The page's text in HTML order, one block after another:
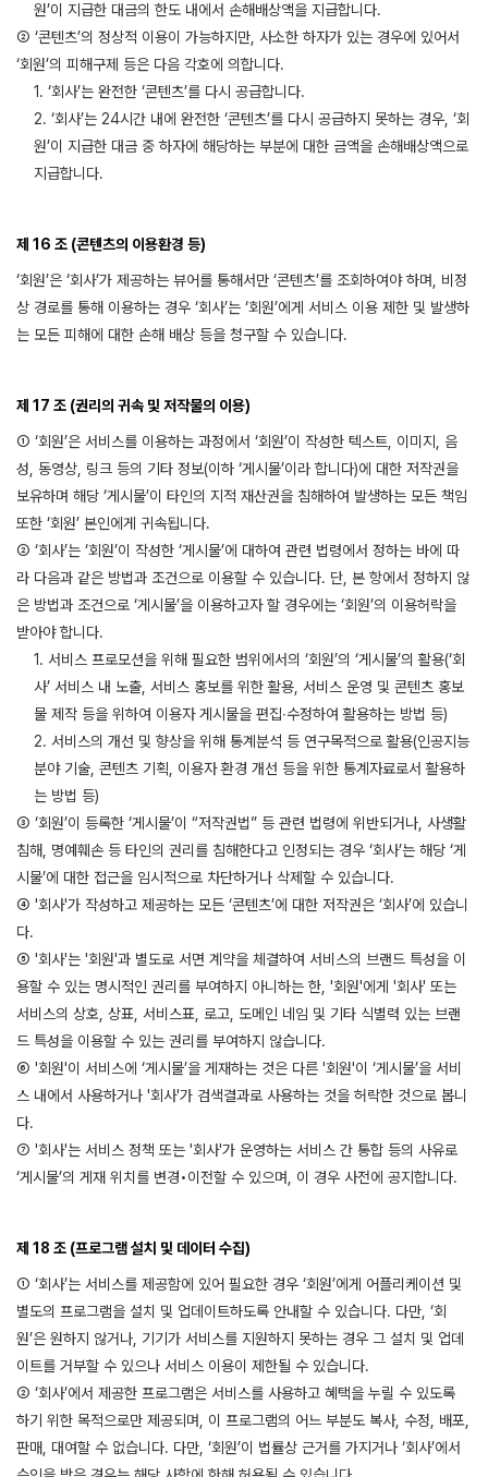
원’이 지급한 대금의 한도 내에서 손해배상액을 지급합니다.
② ‘콘텐츠’의 정상적 이용이 가능하지만, 사소한 하자가 있는 경우에 있어서
‘회원’의 피해구제 등은 다음 각호에 의합니다.
1. ‘회사’는 완전한 ‘콘텐츠’를 다시 공급합니다.
2. ‘회사’는 24시간 내에 완전한 ‘콘텐츠’를 다시 공급하지 못하는 경우, ‘회
원’이 지급한 대금 중 하자에 해당하는 부분에 대한 금액을 손해배상액으로
지급합니다.
제 16 조 (콘텐츠의 이용환경 등)
‘회원’은 ‘회사’가 제공하는 뷰어를 통해서만 ‘콘텐츠’를 조회하여야 하며, 비정
상 경로를 통해 이용하는 경우 ‘회사’는 ‘회원’에게 서비스 이용 제한 및 발생하
는 모든 피해에 대한 손해 배상 등을 청구할 수 있습니다.
제 17 조 (권리의 귀속 및 저작물의 이용)
① ‘회원’은 서비스를 이용하는 과정에서 ‘회원’이 작성한 텍스트, 이미지, 음
성, 동영상, 링크 등의 기타 정보(이하 ‘게시물’이라 합니다)에 대한 저작권을
보유하며 해당 ‘게시물’이 타인의 지적 재산권을 침해하여 발생하는 모든 책임
또한 ‘회원’ 본인에게 귀속됩니다.
② ‘회사’는 ‘회원’이 작성한 ‘게시물’에 대하여 관련 법령에서 정하는 바에 따
라 다음과 같은 방법과 조건으로 이용할 수 있습니다. 단, 본 항에서 정하지 않
은 방법과 조건으로 ‘게시물’을 이용하고자 할 경우에는 ‘회원’의 이용허락을
받아야 합니다.
1. 서비스 프로모션을 위해 필요한 범위에서의 ‘회원’의 ‘게시물’의 활용(‘회
사’ 서비스 내 노출, 서비스 홍보를 위한 활용, 서비스 운영 및 콘텐츠 홍보
물 제작 등을 위하여 이용자 게시물을 편집∙수정하여 활용하는 방법 등)
2. 서비스의 개선 및 향상을 위해 통계분석 등 연구목적으로 활용(인공지능
분야 기술, 콘텐츠 기획, 이용자 환경 개선 등을 위한 통계자료로서 활용하
는 방법 등)
③ ‘회원’이 등록한 ‘게시물’이 “저작권법” 등 관련 법령에 위반되거나, 사생활
침해, 명예훼손 등 타인의 권리를 침해한다고 인정되는 경우 ‘회사’는 해당 ‘게
시물’에 대한 접근을 임시적으로 차단하거나 삭제할 수 있습니다.
④ '회사'가 작성하고 제공하는 모든 ‘콘텐츠’에 대한 저작권은 ‘회사’에 있습니
다.
⑤ '회사'는 '회원'과 별도로 서면 계약을 체결하여 서비스의 브랜드 특성을 이
용할 수 있는 명시적인 권리를 부여하지 아니하는 한, '회원'에게 '회사' 또는
서비스의 상호, 상표, 서비스표, 로고, 도메인 네임 및 기타 식별력 있는 브랜
드 특성을 이용할 수 있는 권리를 부여하지 않습니다.
⑥ '회원'이 서비스에 ‘게시물’을 게재하는 것은 다른 '회원'이 ‘게시물’을 서비
스 내에서 사용하거나 '회사'가 검색결과로 사용하는 것을 허락한 것으로 봅니
다.
⑦ '회사'는 서비스 정책 또는 '회사'가 운영하는 서비스 간 통합 등의 사유로
‘게시물’의 게재 위치를 변경•이전할 수 있으며, 이 경우 사전에 공지합니다.
제 18 조 (프로그램 설치 및 데이터 수집)
① ‘회사’는 서비스를 제공함에 있어 필요한 경우 ‘회원’에게 어플리케이션 및
별도의 프로그램을 설치 및 업데이트하도록 안내할 수 있습니다. 다만, ‘회
원’은 원하지 않거나, 기기가 서비스를 지원하지 못하는 경우 그 설치 및 업데
이트를 거부할 수 있으나 서비스 이용이 제한될 수 있습니다.
② ‘회사’에서 제공한 프로그램은 서비스를 사용하고 혜택을 누릴 수 있도록
하기 위한 목적으로만 제공되며, 이 프로그램의 어느 부분도 복사, 수정, 배포,
판매, 대여할 수 없습니다. 다만, ‘회원’이 법률상 근거를 가지거나 ‘회사’에서